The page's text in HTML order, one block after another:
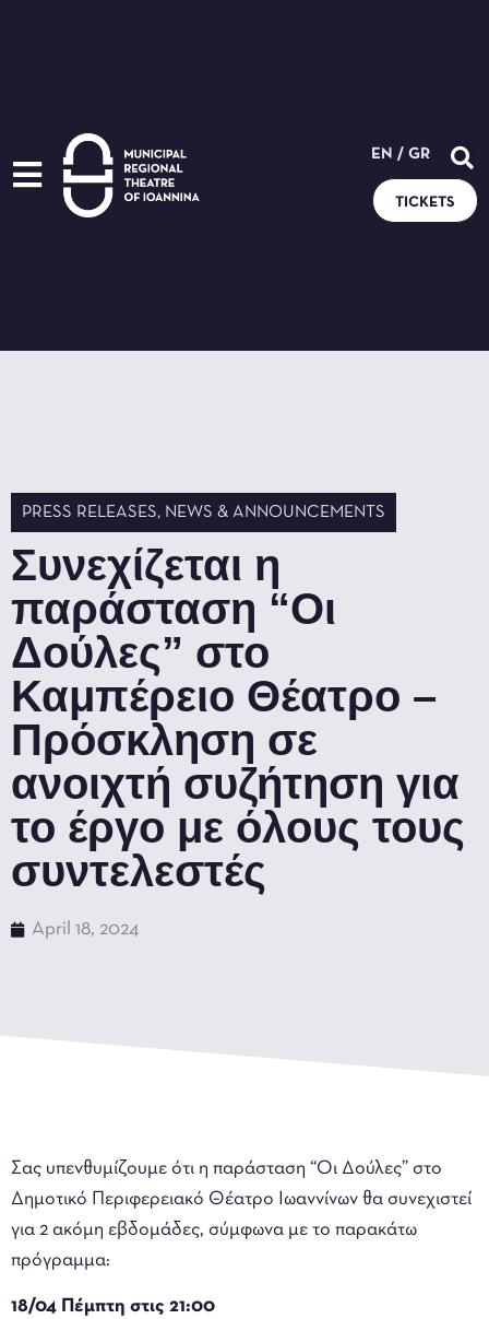
EN / GR
TICKETS
PRESS RELEASES, NEWS & ANNOUNCEMENTS
Συνεχίζεται η
παράσταση “Οι
Δούλες” στο
Καμπέρειο Θέατρο –
Πρόσκληση σε
ανοιχτή συζήτηση για
το έργο με όλους τους
συντελεστές
April 18, 2024
Σας υπενθυμίζουμε ότι η παράσταση “Οι Δούλες” στο
Δημοτικό Περιφερειακό Θέατρο Ιωαννίνων θα συνεχιστεί
για 2 ακόμη εβδομάδες, σύμφωνα με το παρακάτω
πρόγραμμα:
18/04 Πέμπτη στις 21:00